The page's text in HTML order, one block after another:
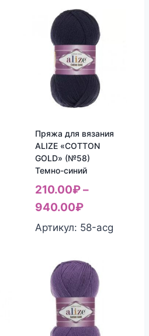
Пряжа для вязания
ALIZE «COTTON
GOLD» (№58)
Темно-синий
210.00₽–
940.00₽
Артикул: 58-acg